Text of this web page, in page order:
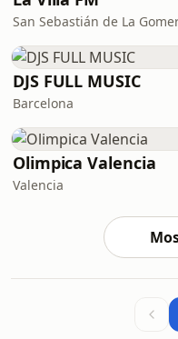
DJS FULL MUSIC
Barcelona
Olimpica Valencia
Valencia